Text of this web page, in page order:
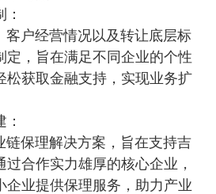
户经营情况以及转让底层标
定，旨在满足不同企业的个性
松获取金融支持，实现业务扩
理解决方案，旨在支持吉
过合作实力雄厚的核心企业，
业提供保理服务，助力产业